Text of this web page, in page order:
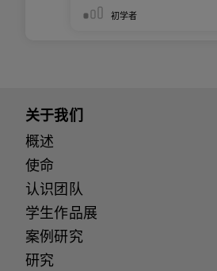
初学者
关于我们
概述
使命
认识团队
学生作品展
案例研究
研究